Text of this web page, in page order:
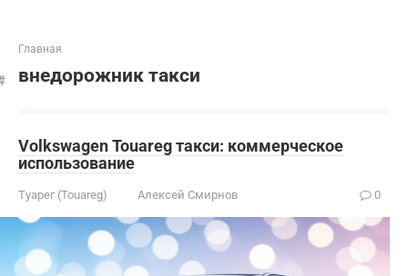
Главная
внедорожник такси
Volkswagen Touareg такси: коммерческое
использование
Туарег (Touareg) Алексей Смирнов 0